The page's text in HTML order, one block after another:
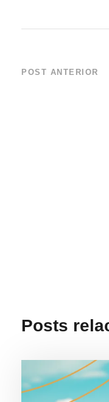
POST ANTERIOR
Posts